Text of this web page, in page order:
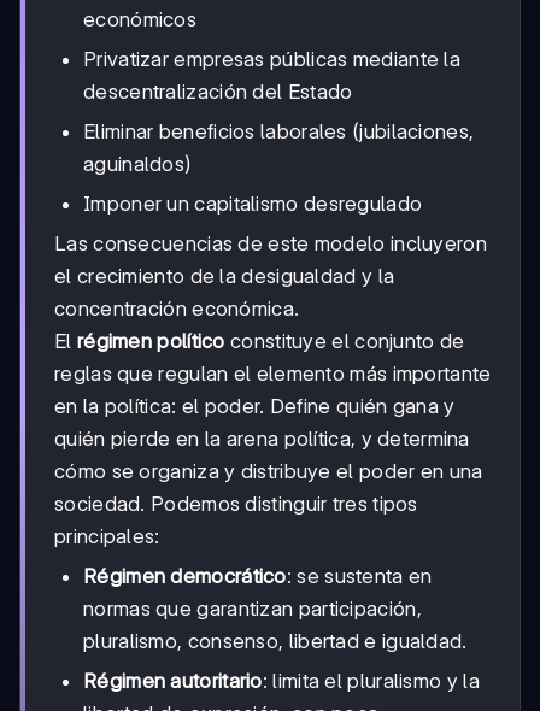
económicos
Privatizar empresas públicas mediante la
descentralización del Estado
Eliminar beneficios laborales (jubilaciones,
aguinaldos)
Imponer un capitalismo desregulado
Las consecuencias de este modelo incluyeron
el crecimiento de la desigualdad y la
concentración económica.
El régimen político constituye el conjunto de
reglas que regulan el elemento más importante
en la política: el poder. Define quién gana y
quién pierde en la arena política, y determina
cómo se organiza y distribuye el poder en una
sociedad. Podemos distinguir tres tipos
principales:
Régimen democrático: se sustenta en
normas que garantizan participación,
pluralismo, consenso, libertad e igualdad.
Régimen autoritario: limita el pluralismo y la